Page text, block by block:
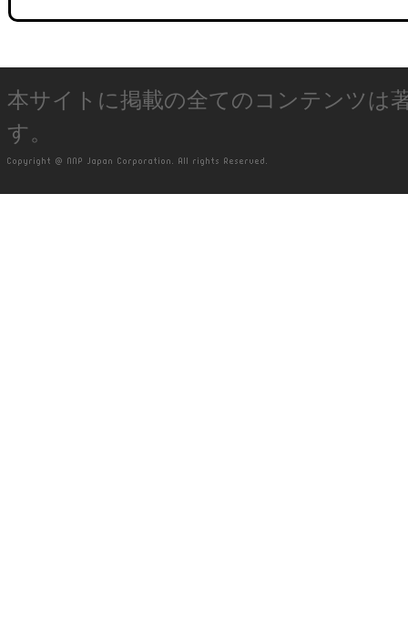
本サイトに掲載の全てのコンテンツは
す。